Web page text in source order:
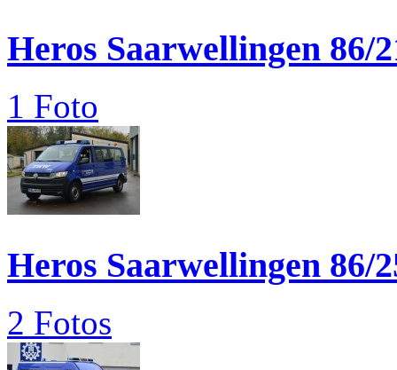
Heros Saarwellingen 86/
1 Foto
Heros Saarwellingen 86/
2 Fotos